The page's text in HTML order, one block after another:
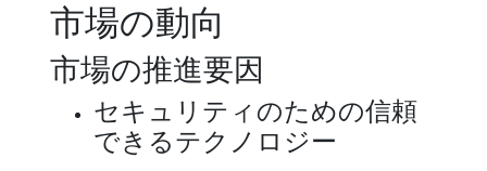
市場の動向
市場の推進要因
セキュリティのための信頼
できるテクノロジー